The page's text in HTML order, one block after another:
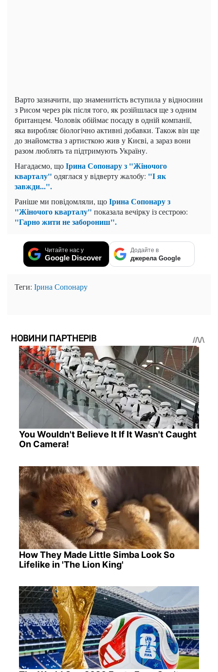
Варто зазначити, що знаменитість вступила у відносини
з Рисом через рік після того, як розійшлася ще з одним
британцем. Чоловік обіймає посаду в одній компанії,
яка виробляє біологічно активні добавки. Також він ще
до знайомства з артисткою жив у Києві, а зараз вони
разом люблять та підтримують Україну.
Нагадаємо, щоІрина Сопонару з "Жіночого
кварталу" одяглася у відверту жалобу: "І як
завжди...".
Раніше ми повідомляли, щоІрина Сопонару з
"Жіночого кварталу" показала вечірку із сестрою:
"Гарно жити не заборониш".
Читайте нас у
Google Discover
Додайте в
джерела Google
Теги: Ірина Сопонару
НОВИНИ ПАРТНЕРІВ
You Wouldn't Believe It If It Wasn't Caught
On Camera!
How They Made Little Simba Look So
Lifelike in 'The Lion King'